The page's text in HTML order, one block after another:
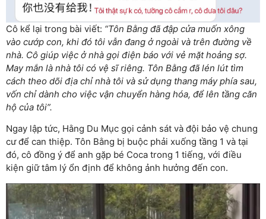
Cô kể lại trong bài viết: “Tôn Bằng đã đập cửa muốn xông
vào cướp con, khi đó tôi vẫn đang ở ngoài và trên đường về
nhà. Cô giúp việc ở nhà gọi điện báo với vẻ mặt hoảng sợ.
May mắn là nhà tôi có vệ sĩ riêng. Tôn Bằng đã lén lút tìm
cách theo dõi địa chỉ nhà tôi và sử dụng thang máy phía sau,
vốn chỉ dành cho việc vận chuyển hàng hóa, để lên tầng căn
hộ của tôi”.
Ngay lập tức, Hằng Du Mục gọi cảnh sát và đội bảo vệ chung
cư để can thiệp. Tôn Bằng bị buộc phải xuống tầng 1 và tại
đó, cô đồng ý để anh gặp bé Coca trong 1 tiếng, với điều
kiện giữ tâm lý ổn định để không ảnh hưởng đến con.